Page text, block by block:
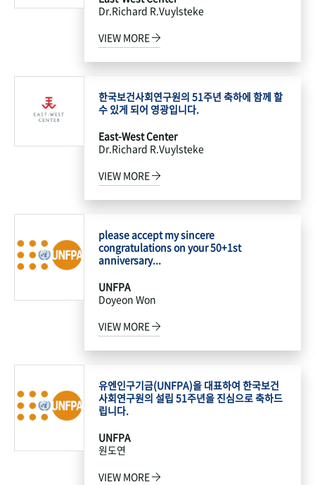
Dr.Richard R.Vuylsteke
VIEW MORE
한국보건사회연구원의 51주년 축하에 함께 할
수 있게 되어 영광입니다.
East-West Center
Dr.Richard R.Vuylsteke
VIEW MORE
please accept my sincere
congratulations on your 50+1st
anniversary...
UNFPA
Doyeon Won
VIEW MORE
유엔인구기금(UNFPA)을 대표하여 한국보건
사회연구원의 설립 51주년을 진심으로 축하드
립니다.
UNFPA
원도연
VIEW MORE